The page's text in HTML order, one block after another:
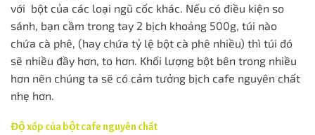
với bột của các loại ngũ cốc khác. Nếu có điều kiện so
sánh, bạn cầm trong tay 2 bịch khoảng 500g, túi nào
chứa cà phê, (hay chứa tỷ lệ bột cà phê nhiều) thì túi đó
sẽ nhiều đầy hơn, to hơn. Khối lượng bột bên trong nhiều
hơn nên chúng ta sẽ có cảm tưởng bịch cafe nguyên chất
nhẹ hơn.
Độ xốp của bột cafe nguyên chất